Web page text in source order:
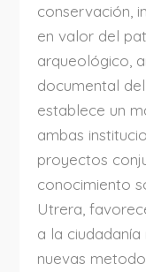
conservación,
en valor del
arqueológico,
documental
establece un
ambas
proyectos
conocimiento
Utrera,
a la
nuevas